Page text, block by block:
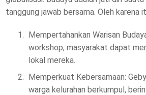
tanggung jawab bersama. Oleh karena
Mempertahankan Warisan
workshop, masyarakat dapat
lokal mereka.
Memperkuat Kebersamaan:
warga kelurahan berkumpul,